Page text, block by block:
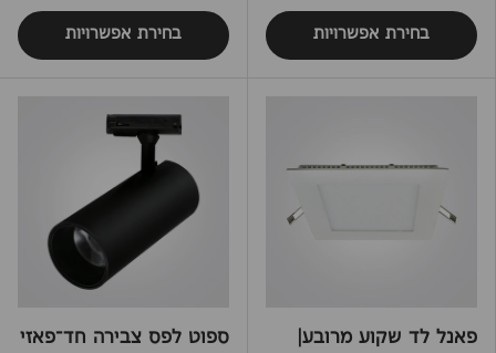
בחירת אפשרויות בחירת אפשרויות
פאנל לד שקוע מרובע|
ספוט לפס צבירה חד־פאזי